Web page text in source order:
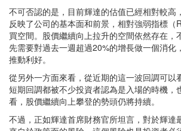
不可否認的是，目前輝達的估值已經相對較高
反映了公司的基本面和前景，相對強弱指標（
買空間。股價繼續向上拉升的空間依然存在，
先需要對過去一週超過20%的增長做一個消化
推動利好。
從另外一方面來看，從近期的這一波回調可以
短期回調都被不少投資者認為是入場的時機，
看，股價繼續向上攀登的勢頭仍將持續。
不過，正如輝達首席財務官所坦言，對於輝達